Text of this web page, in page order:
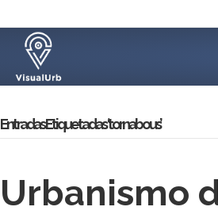
Entradas Etiquetadas ‘tornabous’
Urbanismo